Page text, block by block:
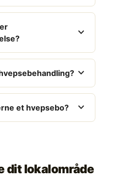
expand_more
expand_more
et hvepsebo? expand_more
dit lokalområde